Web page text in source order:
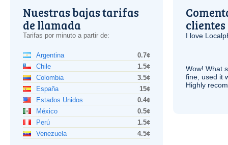
Nuestras bajas tarifas
de llamada
Tarifas por minuto a partir de:
Argentina
0.7¢
Chile
1.5¢
Colombia
3.5¢
España
15¢
Estados Unidos
0.4¢
México
0.5¢
Perú
1.5¢
Venezuela
4.5¢
clientes
I love
Wow! What
fine, used it
Highly